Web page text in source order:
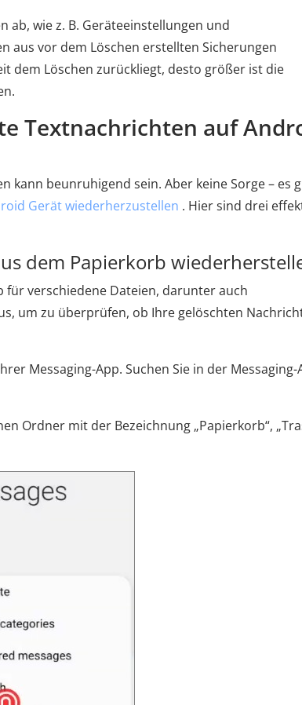
ab, wie z. B. Geräteeinstellungen und
aus vor dem Löschen erstellten Sicherungen
dem Löschen zurückliegt, desto größer ist die
Textnachrichten auf
kann beunruhigend sein. Aber keine Sorge – es
Gerät wiederherzustellen . Hier sind drei
dem Papierkorb
verschiedene Dateien, darunter auch
um zu überprüfen, ob Ihre gelöschten
Messaging-App. Suchen Sie in der Messaging-
Ordner mit der Bezeichnung „Papierkorb“,